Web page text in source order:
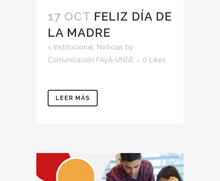
17 OCT FELIZ DÍA DE
LA MADRE
< Institucional, Noticias by
Comunicación FAyA-UNSE
0 Likes
LEER MÁS